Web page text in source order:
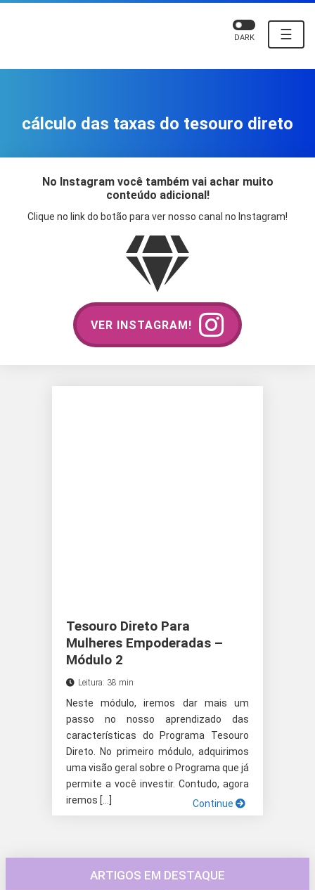
☰
DARK
cálculo das taxas do tesouro direto
No Instagram você também vai achar muito
conteúdo adicional!
Clique no link do botão para ver nosso canal no Instagram!
VER INSTAGRAM!
Tesouro Direto Para
Mulheres Empoderadas –
Módulo 2
Leitura: 38 min
Neste módulo, iremos dar mais um
passo no nosso aprendizado das
características do Programa Tesouro
Direto. No primeiro módulo, adquirimos
uma visão geral sobre o Programa que já
permite a você investir. Contudo, agora
iremos […]
Continue
ARTIGOS EM DESTAQUE